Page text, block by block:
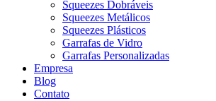
Squeezes Dobráveis
Squeezes Metálicos
Squeezes Plásticos
Garrafas de Vidro
Garrafas Personalizadas
Empresa
Blog
Contato